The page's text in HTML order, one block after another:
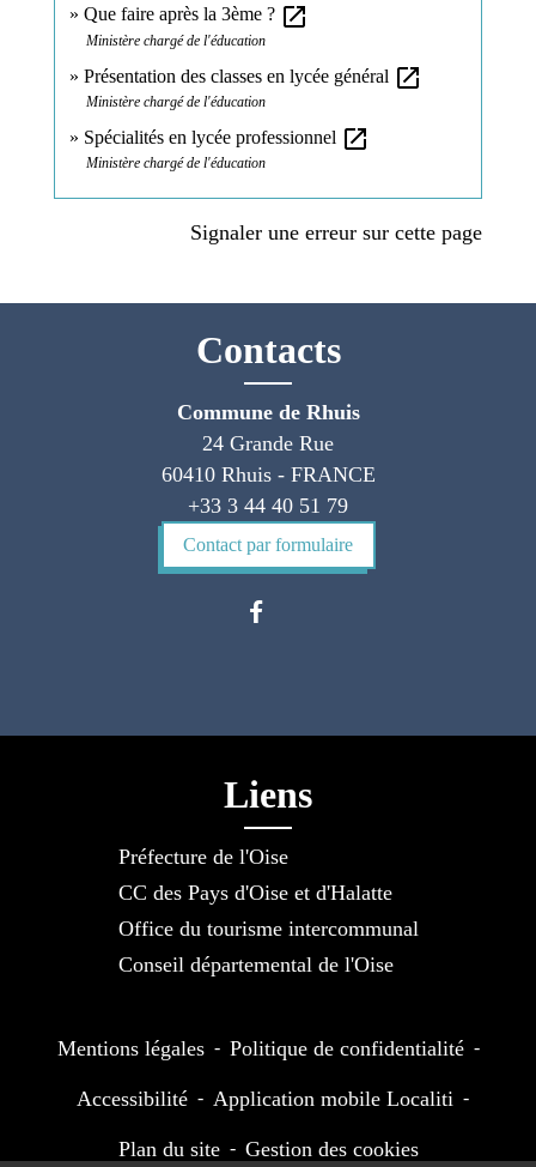
Que faire après la 3ème ? open_in_new
Ministère chargé de l'éducation
Présentation des classes en lycée général open_in_new
Ministère chargé de l'éducation
Spécialités en lycée professionnel open_in_new
Ministère chargé de l'éducation
Signaler une erreur sur cette page
Contacts
Commune de Rhuis
24 Grande Rue
60410 Rhuis - FRANCE
+33 3 44 40 51 79
Contact par formulaire
Liens
Préfecture de l'Oise
CC des Pays d'Oise et d'Halatte
Office du tourisme intercommunal
Conseil départemental de l'Oise
Mentions légales - Politique de confidentialité -
Accessibilité - Application mobile Localiti -
Plan du site - Gestion des cookies